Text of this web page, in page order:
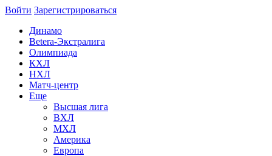
Войти Зарегиcтрироваться
Динамо
Betera-Экстралига
Олимпиада
КХЛ
НХЛ
Матч-центр
Еще
Высшая лига
ВХЛ
МХЛ
Америка
Европа